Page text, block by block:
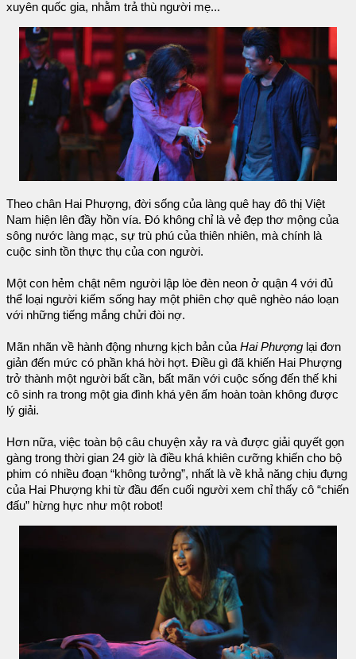
xuyên quốc gia, nhằm trả thù người mẹ...
Theo chân Hai Phượng, đời sống của làng quê hay đô thị Việt
Nam hiện lên đầy hồn vía. Đó không chỉ là vẻ đẹp thơ mộng của
sông nước làng mạc, sự trù phú của thiên nhiên, mà chính là
cuộc sinh tồn thực thụ của con người.
Một con hẻm chật nêm người lập lòe đèn neon ở quận 4 với đủ
thể loại người kiếm sống hay một phiên chợ quê nghèo náo loạn
với những tiếng mắng chửi đòi nợ.
Mãn nhãn về hành động nhưng kịch bản củaHai Phượng lại đơn
giản đến mức có phần khá hời hợt. Điều gì đã khiến Hai Phượng
trở thành một người bất cần, bất mãn với cuộc sống đến thế khi
cô sinh ra trong một gia đình khá yên ấm hoàn toàn không được
lý giải.
Hơn nữa, việc toàn bộ câu chuyện xảy ra và được giải quyết gọn
gàng trong thời gian 24 giờ là điều khá khiên cưỡng khiến cho bộ
phim có nhiều đoạn “không tưởng”, nhất là về khả năng chịu đựng
của Hai Phượng khi từ đầu đến cuối người xem chỉ thấy cô “chiến
đấu” hừng hực như một robot!